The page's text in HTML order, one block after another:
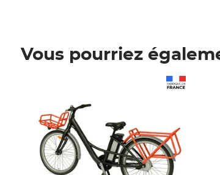
Vous pourriez